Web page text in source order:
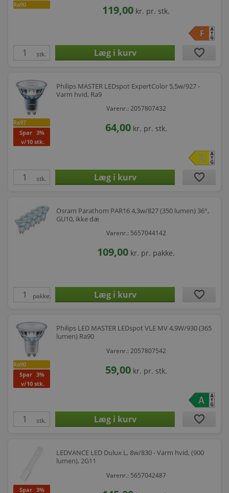
Ra90 119,00 kr. pr. stk.
stk. favorite
Ra97
Spar 3%
v/10 stk.
Philips MASTER LEDspot ExpertColor 5,5w/927 -
Varm hvid, Ra9
Varenr.: 2057807432
64,00 kr. pr. stk.
stk. favorite
Osram Parathom PAR16 4,3w/827 (350 lumen) 36°,
GU10, ikke dæ
Varenr.: 5657044142
109,00 kr. pr. pakke.
pakke. favorite
Ra90
Spar 3%
v/10 stk.
Philips LED MASTER LEDspot VLE MV 4,9W/930 (365
lumen) Ra90
Varenr.: 2057807542
59,00 kr. pr. stk.
stk. favorite
Spar 3%
LEDVANCE LED Dulux L, 8w/830 - Varm hvid, (900
lumen), 2G11
Varenr.: 5657042487